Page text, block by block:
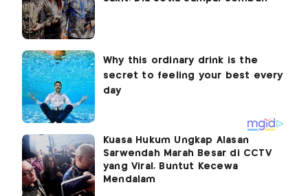
Kuasa Hukum Ungkap Alasan
Sarwendah Marah Besar di CCTV
yang Viral, Buntut Kecewa
Mendalam